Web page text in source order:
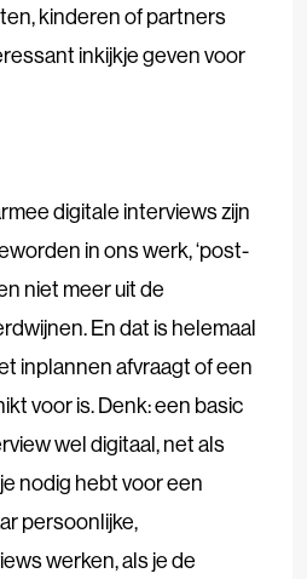
kinderen of partners
inkijkje geven voor
digitale interviews zijn
in ons werk, ‘post-
niet meer uit de
En dat is helemaal
inplannen afvraagt of een
voor is. Denk: een basic
wel digitaal, net als
nodig hebt voor een
persoonlijke,
werken, als je de